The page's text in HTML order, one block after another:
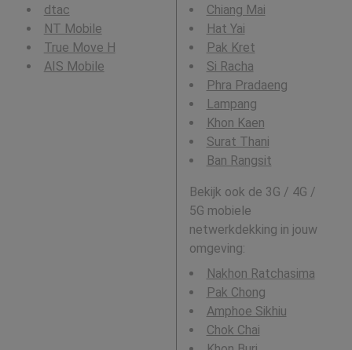
dtac
NT Mobile
True Move H
AIS Mobile
Chiang Mai
Hat Yai
Pak Kret
Si Racha
Phra Pradaeng
Lampang
Khon Kaen
Surat Thani
Ban Rangsit
Bekijk ook de 3G / 4G /
5G mobiele
netwerkdekking in jouw
omgeving:
Nakhon Ratchasima
Pak Chong
Amphoe Sikhiu
Chok Chai